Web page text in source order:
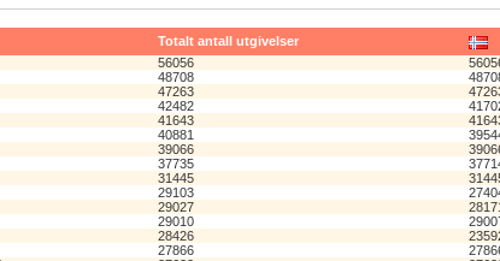
Totalt antall utgivelser
56056
48708
47263
42482
41643
40881
39066
37735
31445
29103
29027
29010
28426
27866